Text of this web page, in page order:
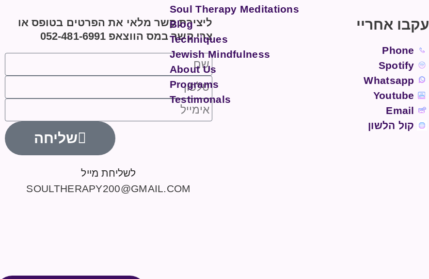
Soul Therapy Meditations
Blog
Techniques
Jewish Mindfulness
About Us
Programs
Testimonals
עקבו אחריי
Phone
Spotify
Whatsapp
Youtube
Email
קול הלשון
ליצירת קשר מלאי את הפרטים בטופס או
צרי קשר במס הווצאפ 052-481-6991
שליחה
לשליחת מייל
SOULTHERAPY200@GMAIL.COM